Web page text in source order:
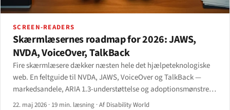
SCREEN-READERS
Skærmlæsernes roadmap for 2026: JAWS,
NVDA, VoiceOver, TalkBack
Fire skærmlæsere dækker næsten hele det hjælpeteknologiske
web. En feltguide til NVDA, JAWS, VoiceOver og TalkBack —
markedsandele, ARIA 1.3-understøttelse og adoptionsmønstre
for 2026.
22. maj 2026 · 19 min. læsning ·Af Disability World